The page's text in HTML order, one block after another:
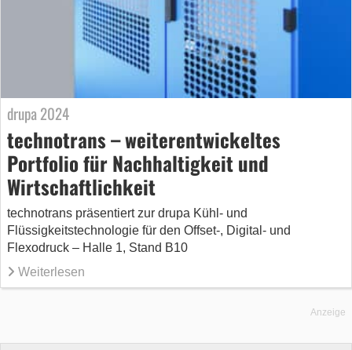
drupa 2024
technotrans – weiterentwickeltes
Portfolio für Nachhaltigkeit und
Wirtschaftlichkeit
technotrans präsentiert zur drupa Kühl- und
Flüssigkeitstechnologie für den Offset-, Digital- und
Flexodruck – Halle 1, Stand B10
Weiterlesen
Anzeige